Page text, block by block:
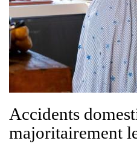
Accidents
majoritairement